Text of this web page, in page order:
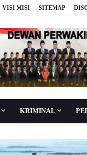
VISI MISI SITEMAP
KRIMINAL